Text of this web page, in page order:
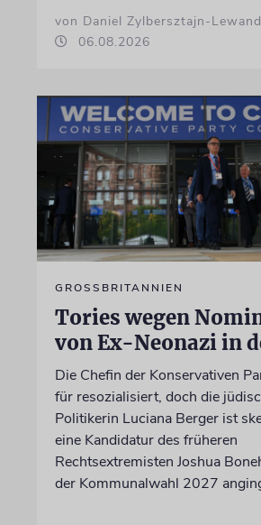
von Daniel Zylbersztajn-
06.08.2026
GROSSBRITANNIEN
Tories wegen
von Ex-Neonazi in
Die Chefin der Konservativen
für resozialisiert, doch die
Politikerin Luciana Berger ist
eine Kandidatur des früheren
Rechtsextremisten Joshua
der Kommunalwahl 2027